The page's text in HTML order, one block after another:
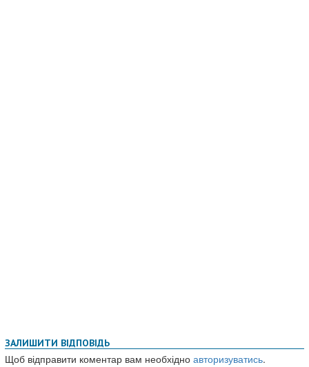
ЗАЛИШИТИ ВІДПОВІДЬ
Щоб відправити коментар вам необхідно авторизуватись.